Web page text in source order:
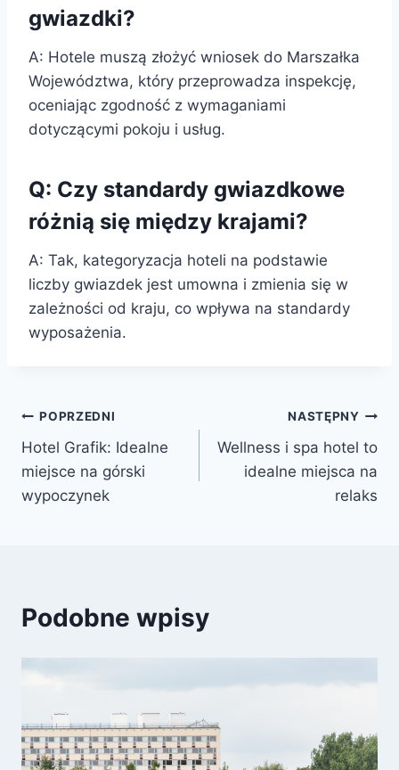
gwiazdki?
A: Hotele muszą złożyć wniosek do Marszałka
Województwa, który przeprowadza inspekcję,
oceniając zgodność z wymaganiami
dotyczącymi pokoju i usług.
Q: Czy standardy gwiazdkowe
różnią się między krajami?
A: Tak, kategoryzacja hoteli na podstawie
liczby gwiazdek jest umowna i zmienia się w
zależności od kraju, co wpływa na standardy
wyposażenia.
Nawigacja
wpisu
POPRZEDNI
Hotel Grafik: Idealne
miejsce na górski
wypoczynek
NASTĘPNY
Wellness i spa hotel to
idealne miejsca na
relaks
Podobne wpisy